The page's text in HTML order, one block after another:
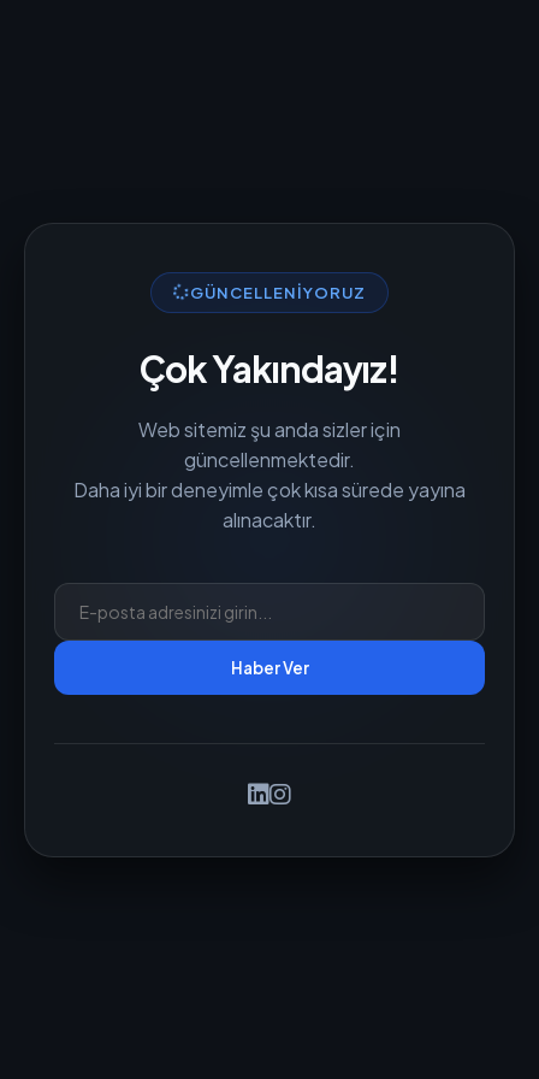
GÜNCELLENIYORUZ
Çok Yakındayız!
Web sitemiz şu anda sizler için
güncellenmektedir.
Daha iyi bir deneyimle çok kısa sürede yayına
alınacaktır.
Haber Ver